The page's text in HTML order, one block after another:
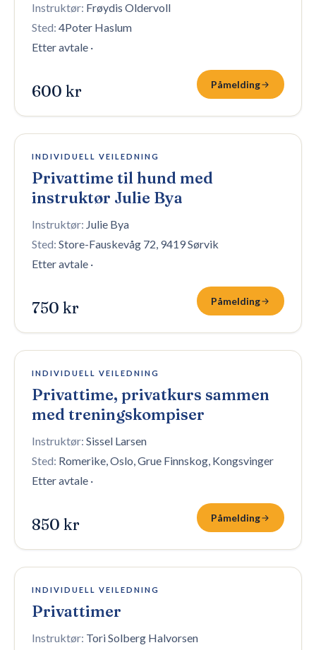
Instruktør: Frøydis Oldervoll
Sted: 4Poter Haslum
Etter avtale ·
600 kr Påmelding
47 plasser igjen
INDIVIDUELL VEILEDNING
Privattime til hund med
instruktør Julie Bya
Instruktør: Julie Bya
Sted: Store-Fauskevåg 72, 9419 Sørvik
Etter avtale ·
750 kr Påmelding
4 plasser igjen
INDIVIDUELL VEILEDNING
Privattime, privatkurs sammen
med treningskompiser
Instruktør: Sissel Larsen
Sted: Romerike, Oslo, Grue Finnskog, Kongsvinger
Etter avtale ·
850 kr Påmelding
Åpen påmelding
INDIVIDUELL VEILEDNING
Privattimer
Instruktør: Tori Solberg Halvorsen